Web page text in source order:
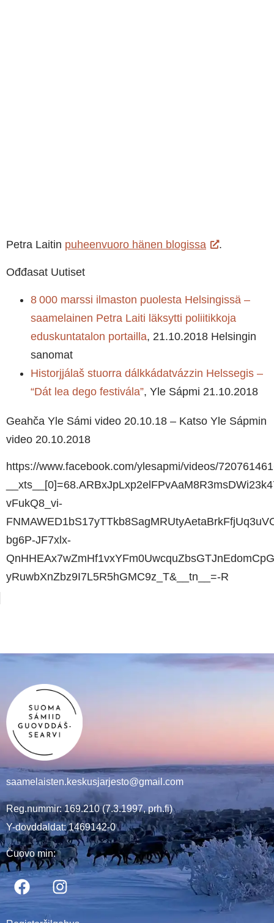
Petra Laitin puheenvuoro hänen blogissa .
Ođđasat Uutiset
8 000 marssi ilmaston puolesta Helsingissä –
saamelainen Petra Laiti läksytti poliitikkoja
eduskuntatalon portailla, 21.10.2018 Helsingin
sanomat
Historjjálaš stuorra dálkkádatvázzin Helssegis –
“Dát lea dego festivála”, Yle Sápmi 21.10.2018
Geahča Yle Sámi video 20.10.18 – Katso Yle Sápmin
video 20.10.2018
https://www.facebook.com/ylesapmi/videos/
vFukQ8_vi-
bg6P-JF7xlx-
yRuwbXnZbz9I7L5R5hGMC9z_T&__tn__=-R
saamelaisten.keskusjarjesto@gmail.com
Reg.nummir: 169.210 (7.3.1997, prh.fi)
Y-dovddaldat: 1469142-0
Čuovo min: